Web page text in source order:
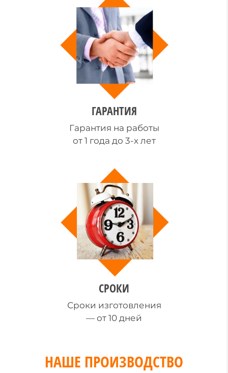
ГАРАНТИЯ
Гарантия на работы
от 1 года до 3-х лет
СРОКИ
Сроки изготовления
— от 10 дней
НАШЕ ПРОИЗВОДСТВО